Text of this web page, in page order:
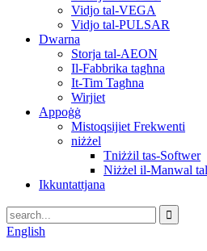
Vidjo tal-VEGA
Vidjo tal-PULSAR
Dwarna
Storja tal-AEON
Il-Fabbrika tagħna
It-Tim Tagħna
Wirjiet
Appoġġ
Mistoqsijiet Frekwenti
niżżel
Tniżżil tas-Softwer
Niżżel il-Manwal
Ikkuntattjana
English